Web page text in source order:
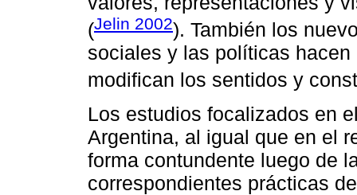
(Jelin 2002). También los
sociales y las políticas
modifican los sentidos y
Los estudios focalizados en
Argentina, al igual que en el
forma contundente luego de
correspondientes prácticas